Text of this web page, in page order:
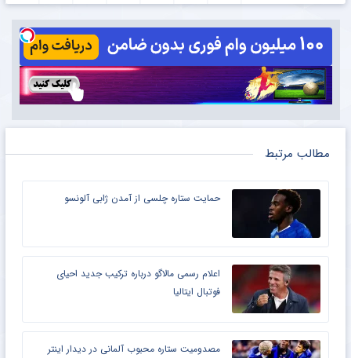
مطالب مرتبط
حمایت ستاره چلسی از آمدن ژابی آلونسو
اعلام رسمی مالاگو درباره ترکیب جدید احیای
فوتبال ایتالیا
مصدومیت ستاره محبوب آلمانی در دیدار اینتر